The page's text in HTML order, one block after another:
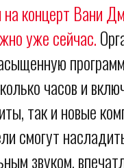
концерт Вани
уже сейчас.
часов и
так и новые
смогут
звуком,